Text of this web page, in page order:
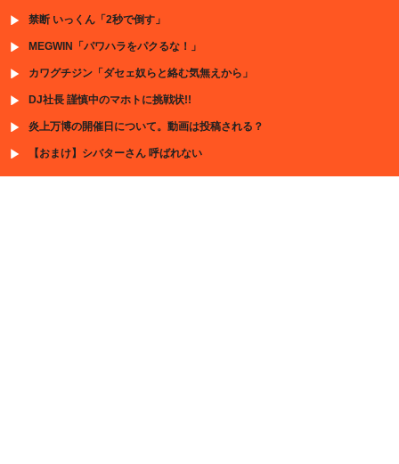
禁断 いっくん「2秒で倒す」
MEGWIN「パワハラをパクるな！」
カワグチジン「ダセェ奴らと絡む気無えから」
DJ社長 謹慎中のマホトに挑戦状!!
炎上万博の開催日について。動画は投稿される？
【おまけ】シバターさん 呼ばれない